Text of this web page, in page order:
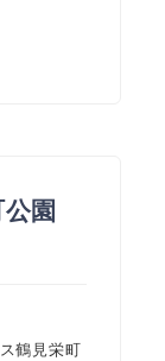
園
鶴見栄町